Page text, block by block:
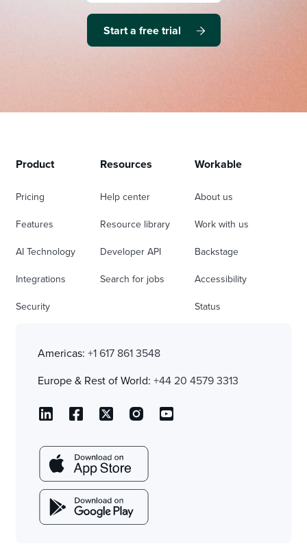
Start a free trial
Product
Pricing
Features
AI Technology
Integrations
Security
Resources
Help center
Resource library
Developer API
Search for jobs
Workable
About us
Work with us
Backstage
Accessibility
Status
Americas: +1 617 861 3548
Europe & Rest of World: +44 20 4579 3313